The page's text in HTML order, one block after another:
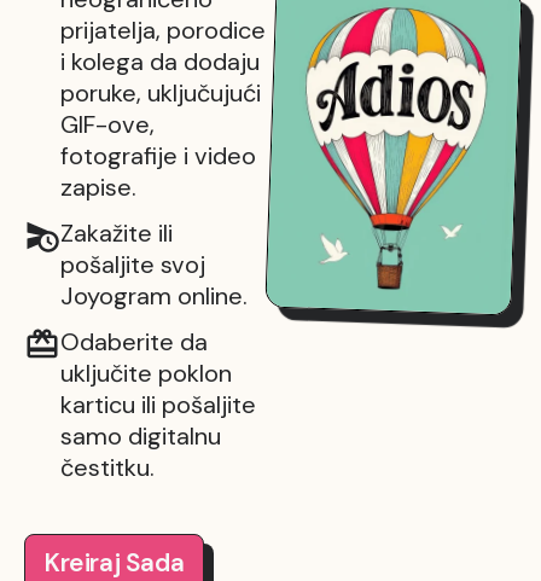
prijatelja, porodice
i kolega da dodaju
poruke, uključujući
GIF-ove,
fotografije i video
zapise.
Zakažite ili
pošaljite svoj
Joyogram online.
Odaberite da
uključite poklon
karticu ili pošaljite
samo digitalnu
čestitku.
Kreiraj Sada